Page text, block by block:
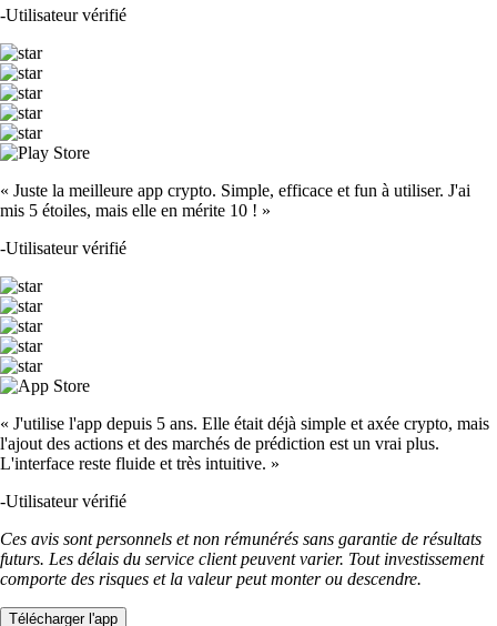
-Utilisateur vérifié
« Juste la meilleure app crypto. Simple, efficace et fun à utiliser. J'ai
mis 5 étoiles, mais elle en mérite 10 ! »
-Utilisateur vérifié
« J'utilise l'app depuis 5 ans. Elle était déjà simple et axée crypto, mais
l'ajout des actions et des marchés de prédiction est un vrai plus.
L'interface reste fluide et très intuitive. »
-Utilisateur vérifié
Ces avis sont personnels et non rémunérés sans garantie de résultats
futurs. Les délais du service client peuvent varier. Tout investissement
comporte des risques et la valeur peut monter ou descendre.
Télécharger l'app